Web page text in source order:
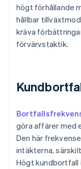
högt förhållande
hållbar
kräva
förvärvstaktik.
göra affärer med
Den här
intäkterna,
Högt kundbortfall